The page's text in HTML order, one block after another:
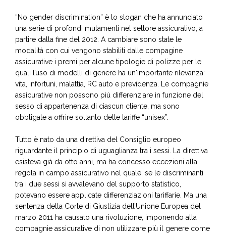
“No gender discrimination” è lo slogan che ha annunciato
una serie di profondi mutamenti nel settore assicurativo, a
partire dalla fine del 2012. A cambiare sono state le
modalità con cui vengono stabiliti dalle compagine
assicurative i premi per alcune tipologie di polizze per le
quali l’uso di modelli di genere ha un'importante rilevanza:
vita, infortuni, malattia, RC auto e previdenza. Le compagnie
assicurative non possono più differenziare in funzione del
sesso di appartenenza di ciascun cliente, ma sono
obbligate a offrire soltanto delle tariffe “unisex”.
Tutto è nato da una direttiva del Consiglio europeo
riguardante il principio di uguaglianza tra i sessi. La direttiva
esisteva già da otto anni, ma ha concesso eccezioni alla
regola in campo assicurativo nel quale, se le discriminanti
tra i due sessi si avvalevano del supporto statistico,
potevano essere applicate differenziazioni tariffarie. Ma una
sentenza della Corte di Giustizia dell’Unione Europea del
marzo 2011 ha causato una rivoluzione, imponendo alla
compagnie assicurative di non utilizzare più il genere come